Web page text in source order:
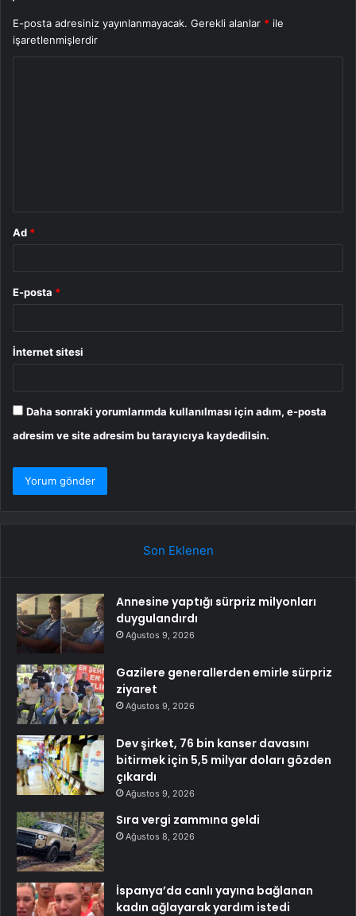
E-posta adresiniz yayınlanmayacak. Gerekli alanlar * ile
işaretlenmişlerdir
Ad *
E-posta *
İnternet sitesi
Daha sonraki yorumlarımda kullanılması için adım, e-posta
adresim ve site adresim bu tarayıcıya kaydedilsin.
Son Eklenen
Annesine yaptığı sürpriz milyonları
duygulandırdı
Ağustos 9, 2026
Gazilere generallerden emirle sürpriz
ziyaret
Ağustos 9, 2026
Dev şirket, 76 bin kanser davasını
bitirmek için 5,5 milyar doları gözden
çıkardı
Ağustos 9, 2026
Sıra vergi zammına geldi
Ağustos 8, 2026
İspanya’da canlı yayına bağlanan
kadın ağlayarak yardım istedi